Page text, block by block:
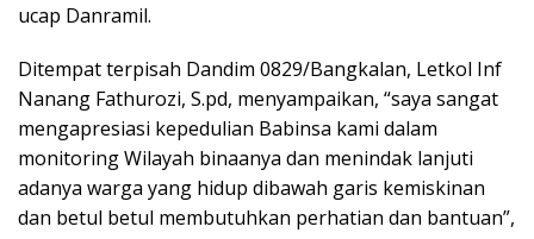
ucap Danramil.
Ditempat terpisah Dandim 0829/Bangkalan, Letkol Inf
Nanang Fathurozi, S.pd, menyampaikan, “saya sangat
mengapresiasi kepedulian Babinsa kami dalam
monitoring Wilayah binaanya dan menindak lanjuti
adanya warga yang hidup dibawah garis kemiskinan
dan betul betul membutuhkan perhatian dan bantuan”,